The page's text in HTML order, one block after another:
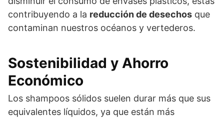
contribuyendo a la reducción de desechos que
contaminan nuestros océanos y vertederos.
Sostenibilidad y Ahorro
Económico
Los shampoos sólidos suelen durar más que sus
equivalentes líquidos, ya que están más